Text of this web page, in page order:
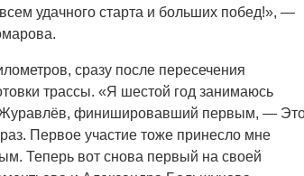
удачного старта и больших побед!», —
сразу после пересечения
трассы. «Я шестой год занимаюсь
финишировавший первым, —
Первое участие тоже принесло мне
Теперь вот снова первый на своей